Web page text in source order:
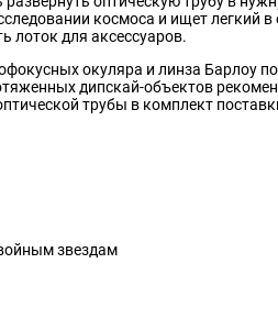
космоса и ищет легкий
лоток для аксессуаров.
окуляра и линза Барлоу
дипскай-объектов
трубы в комплект
звездам